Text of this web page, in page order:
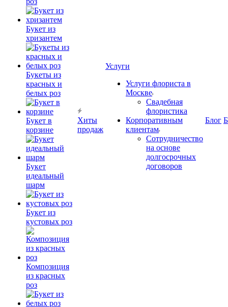
Букет из
хризантем
Букеты из
красных и
белых роз
Букет в
корзине
Букет
идеальный
шарм
Букет из
кустовых роз
Композиция
из красных
роз
Хиты
продаж
Услуги
Услуги флориста в
Москве
Свадебная
флористика
Корпоративным
клиентам
Сотрудничество
на основе
долгосрочных
договоров
Блог